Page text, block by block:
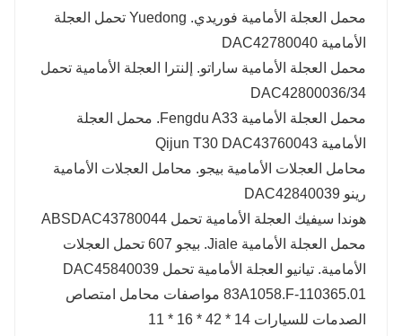
محمل العجلة الأمامية فوريدي. Yuedong تحمل العجلة
الأمامية DAC42780040
محمل العجلة الأمامية ساراتو. إلنترا العجلة الأمامية تحمل
DAC42800036/34
محمل العجلة الأمامية Fengdu A33. محمل العجلة
الأمامية Qijun T30 DAC43760043
محامل العجلات الأمامية بيجو. محامل العجلات الأمامية
رينو DAC42840039
هوندا سيفيك العجلة الأمامية تحمل ABSDAC43780044
محمل العجلة الأمامية Jiale. بيجو 607 تحمل العجلات
الأمامية. تيانيو العجلة الأمامية تحمل DAC45840039
83A1058.F-110365.01 مواصفات محامل امتصاص
الصدمات للسيارات 14 * 42 * 16 * 11